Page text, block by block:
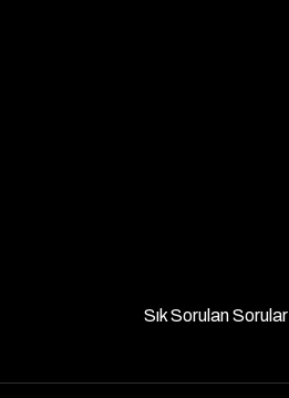
Sık Sorulan Sorular